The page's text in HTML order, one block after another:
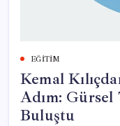
EĞITIM
Kemal
Adım: Gürsel
Buluştu